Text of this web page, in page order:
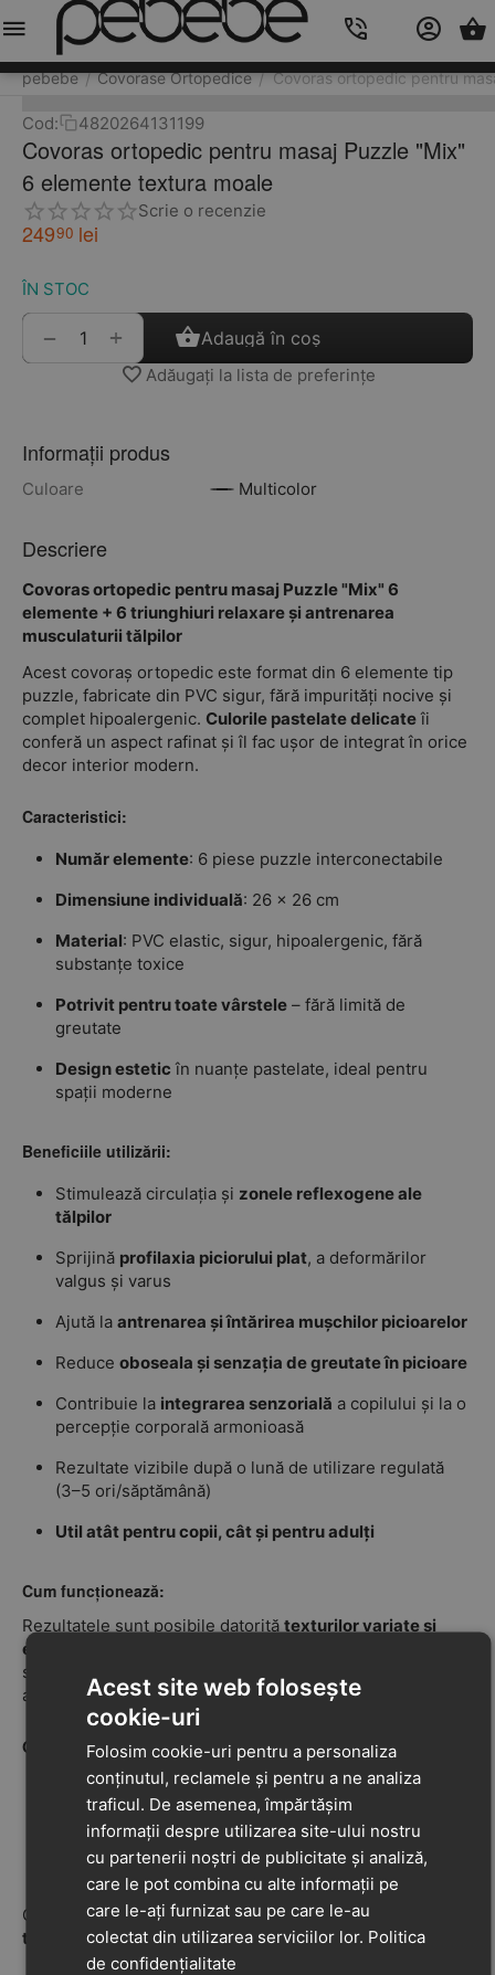
pebebe / Covorase Ortopedice / Covoras ortopedic pentru
Cod: 4820264131199
Covoras ortopedic pentru masaj Puzzle "Mix"
6 elemente textura moale
Scrie o recenzie
24990 lei
ÎN STOC
+
− Adaugă în coș
Adăugați la lista de preferințe
Informații produs
Culoare Multicolor
Descriere
Covoras ortopedic pentru masaj Puzzle "Mix" 6
elemente + 6 triunghiuri relaxare și antrenarea
musculaturii tălpilor
Acest covoraș ortopedic este format din 6 elemente tip
puzzle, fabricate din PVC sigur, fără impurități nocive și
complet hipoalergenic. Culorile pastelate delicateîi
conferă un aspect rafinat și îl fac ușor de integrat în orice
decor interior modern.
Caracteristici:
Număr elemente: 6 piese puzzle interconectabile
Dimensiune individuală: 26 x 26 cm
Material: PVC elastic, sigur, hipoalergenic, fără
substanțe toxice
Potrivit pentru toate vârstele – fără limită de
greutate
Design estetic în nuanțe pastelate, ideal pentru
spații moderne
Beneficiile utilizării:
Stimulează circulația și zonele reflexogene ale
tălpilor
Sprijină profilaxia piciorului plat, a deformărilor
valgus și varus
Ajută la antrenarea și întărirea mușchilor picioarelor
Reduce oboseala și senzația de greutate în picioare
Contribuie la integrarea senzorială a copilului și la o
percepție corporală armonioasă
Rezultate vizibile după o lună de utilizare regulată
(3–5 ori/săptămână)
Util atât pentru copii, cât și pentru adulți
Cum funcționează:
Rezultatele sunt posibile datorită texturilor variate și
elementelor proeminente
stimulează mușchii și circulația sanguină și acționează
asupra punctelor reflexogene.
Grad de duritate:
Textură moale : Iarbă, Scoici, Prundiș, Ciuperci
Duritate medie: Ghinde, Marine
Textură dură
: Spini, Piramide, Lotuși
Combinația de durități oferă un efect complet de
tonifiere și stimulare senzorială.
Meniu Caută Cos
Acest site web folosește
cookie-uri
Folosim cookie-uri pentru a personaliza
conținutul, reclamele și pentru a ne analiza
traficul. De asemenea, împărtășim
informații despre utilizarea site-ului nostru
cu partenerii noștri de publicitate și analiză,
care le pot combina cu alte informații pe
care le-ați furnizat sau pe care le-au
colectat din utilizarea serviciilor lor. Politica
de confidențialitate